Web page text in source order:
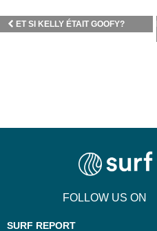
ET SI KELLY ÉTAIT GOOFY?
FOLLOW US ON
SURF REPORT